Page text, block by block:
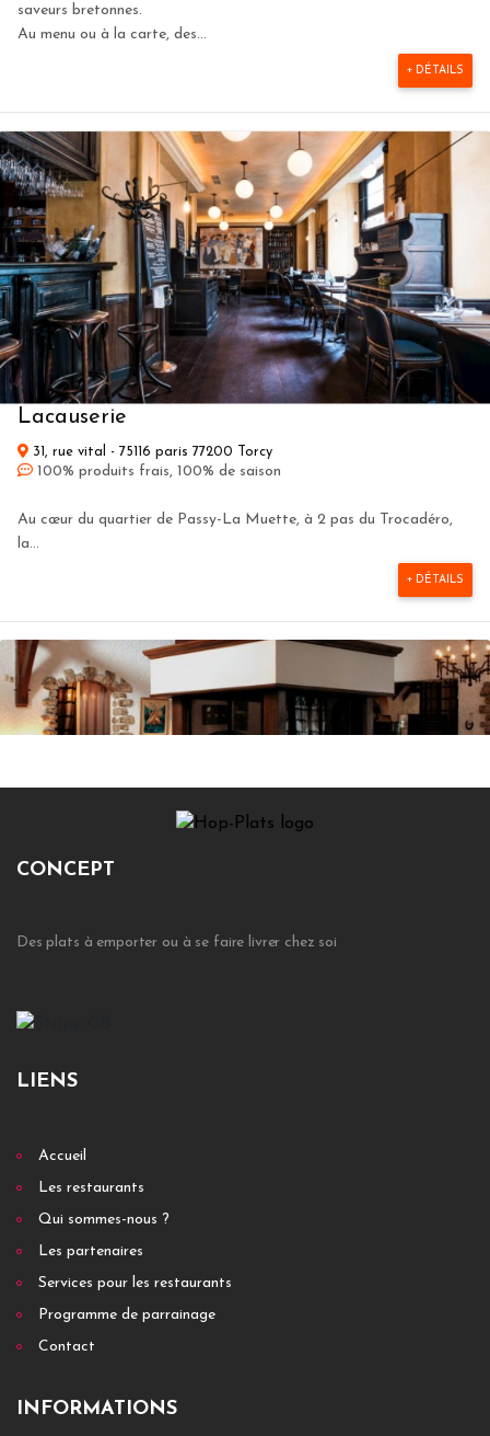
saveurs bretonnes.
Au menu ou à la carte, des...
+ DÉTAILS
Lacauserie
31, rue vital - 75116 paris 77200 Torcy
100% produits frais, 100% de saison
Au cœur du quartier de Passy-La Muette, à 2 pas du Trocadéro,
la...
+ DÉTAILS
CONCEPT
Des plats à emporter ou à se faire livrer chez soi
LIENS
Accueil
Les restaurants
Qui sommes-nous ?
Les partenaires
Services pour les restaurants
Programme de parrainage
Contact
INFORMATIONS